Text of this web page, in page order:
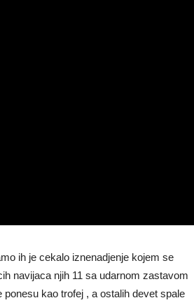
ih je cekalo iznenadjenje kojem se
navijaca njih 11 sa udarnom zastavom
ponesu kao trofej , a ostalih devet spale